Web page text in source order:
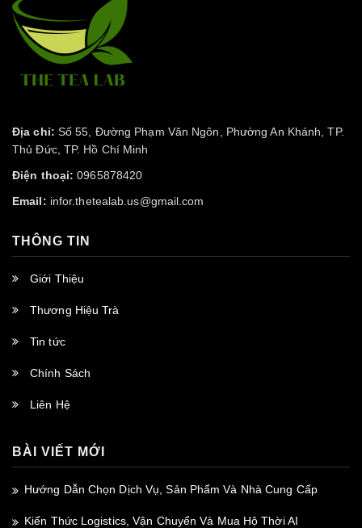
Địa chỉ: Số 55, Đường Phạm Văn Ngôn, Phường An Khánh, TP.
Thủ Đức, TP. Hồ Chí Minh
Điện thoại: 0965878420
Email: infor.thetealab.us@gmail.com
THÔNG TIN
Giới Thiệu
Thương Hiệu Trà
Tin tức
Chính Sách
Liên Hệ
BÀI VIẾT MỚI
Hướng Dẫn Chọn Dịch Vụ, Sản Phẩm Và Nhà Cung Cấp
Kiến Thức Logistics, Vận Chuyển Và Mua Hộ Thời AI